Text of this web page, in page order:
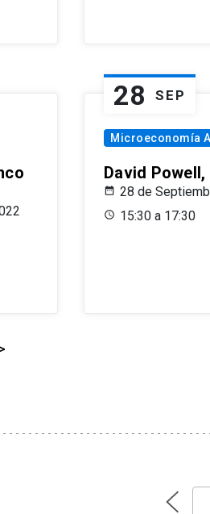
28 SEP
Microeconomía
David Powell,
28 de
15:30 a 17:30